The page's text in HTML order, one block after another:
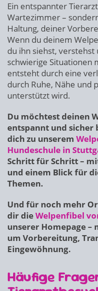
Ein entspannter
Wartezimmer –
Haltung, deiner
Wenn du deinem
du ihn siehst,
schwierige Situationen
entsteht durch eine
durch Ruhe, Nähe und
unterstützt wird.
Du möchtest deinen
entspannt und sicher
dich zu unserem
Hundeschule in
Schritt für Schritt –
und einem Blick für
Themen.
Und für noch mehr
dir dieWelpenfibel
unserer Homepage
um Vorbereitung,
Eingewöhnung.
Häufige